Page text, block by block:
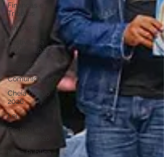
Finanças e
Tributos
Limpeza
Festival da
Farinha 2025
Decreto
Comunicação
Cheia do Rio
2026
Lei
Festival da
Nota Pública